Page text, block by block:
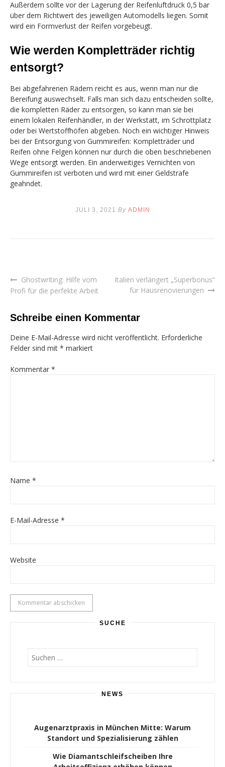
Außerdem sollte vor der Lagerung der Reifenluftdruck 0,5 bar
über dem Richtwert des jeweiligen Automodells liegen. Somit
wird ein Formverlust der Reifen vorgebeugt.
Wie werden Kompletträder richtig
entsorgt?
Bei abgefahrenen Rädern reicht es aus, wenn man nur die
Bereifung auswechselt. Falls man sich dazu entscheiden sollte,
die kompletten Räder zu entsorgen, so kann man sie bei
einem lokalen Reifenhändler, in der Werkstatt, im Schrottplatz
oder bei Wertstoffhöfen abgeben. Noch ein wichtiger Hinweis
bei der Entsorgung von Gummireifen: Kompletträder und
Reifen ohne Felgen können nur durch die oben beschriebenen
Wege entsorgt werden. Ein anderweitiges Vernichten von
Gummireifen ist verboten und wird mit einer Geldstrafe
geahndet.
JULI 3, 2021 By ADMIN
Beitragsnavigation
Ghostwriting: Hilfe vom
Profi für die perfekte Arbeit
Italien verlängert „Superbonus“
für Hausrenovierungen
Schreibe einen Kommentar
Deine E-Mail-Adresse wird nicht veröffentlicht. Erforderliche
Felder sind mit * markiert
Kommentar *
Name *
E-Mail-Adresse *
Website
SUCHE
Suchen
nach:
NEWS
Augenarztpraxis in München Mitte: Warum
Standort und Spezialisierung zählen
Wie Diamantschleifscheiben Ihre